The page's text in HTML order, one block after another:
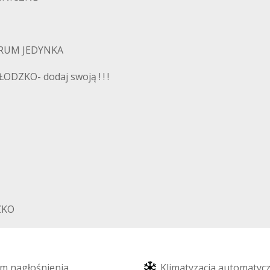
JEDYNKA
dodaj swoją ! ! !